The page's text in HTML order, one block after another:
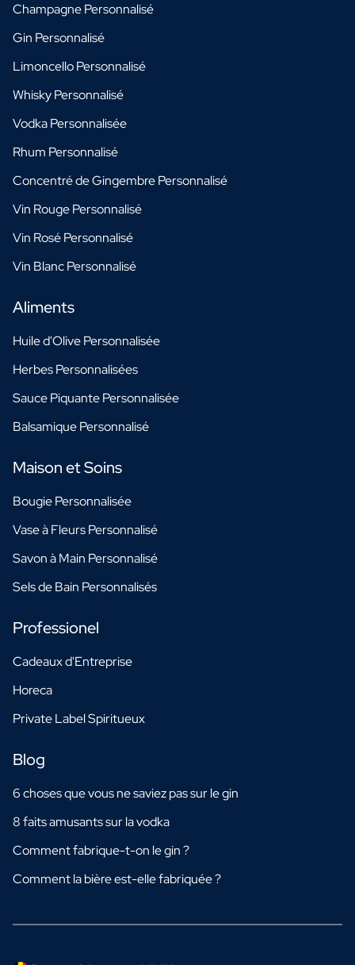
Champagne Personnalisé
Gin Personnalisé
Limoncello Personnalisé
Whisky Personnalisé
Vodka Personnalisée
Rhum Personnalisé
Concentré de Gingembre Personnalisé
Vin Rouge Personnalisé
Vin Rosé Personnalisé
Vin Blanc Personnalisé
Aliments
Huile d'Olive Personnalisée
Herbes Personnalisées
Sauce Piquante Personnalisée
Balsamique Personnalisé
Maison et Soins
Bougie Personnalisée
Vase à Fleurs Personnalisé
Savon à Main Personnalisé
Sels de Bain Personnalisés
Professionel
Cadeaux d'Entreprise
Horeca
Private Label Spiritueux
Blog
6 choses que vous ne saviez pas sur le gin
8 faits amusants sur la vodka
Comment fabrique-t-on le gin ?
Comment la bière est-elle fabriquée ?